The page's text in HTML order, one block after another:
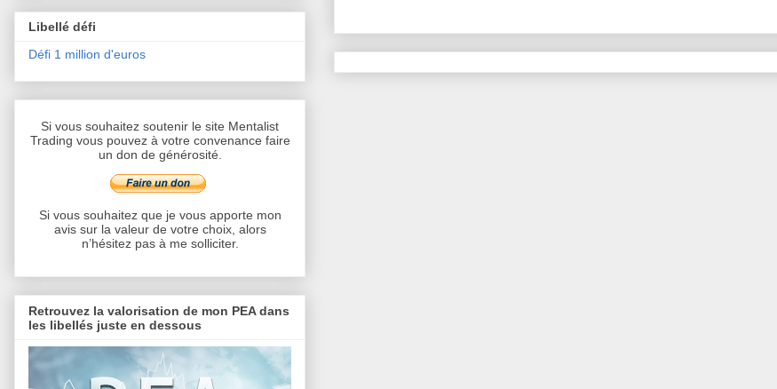
Libellé défi
Défi 1 million d'euros
Si vous souhaitez soutenir le site Mentalist
Trading vous pouvez à votre convenance faire
un don de générosité.
Si vous souhaitez que je vous apporte mon
avis sur la valeur de votre choix, alors
n’hésitez pas à me solliciter.
Retrouvez la valorisation de mon PEA dans
les libellés juste en dessous